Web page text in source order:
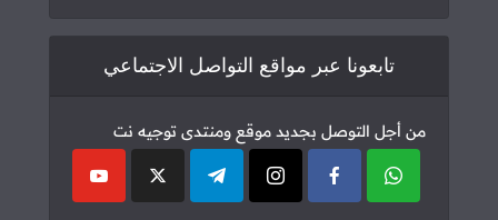
تابعونا عبر مواقع التواصل الاجتماعي
من أجل التوصل بجديد موقع ومنتدى توجيه نت